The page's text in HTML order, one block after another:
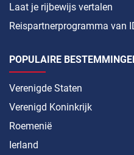
Laat je rijbewijs vertalen
Reispartnerprogramma van
POPULAIRE
Verenigde Staten
Verenigd Koninkrijk
Roemenië
Ierland